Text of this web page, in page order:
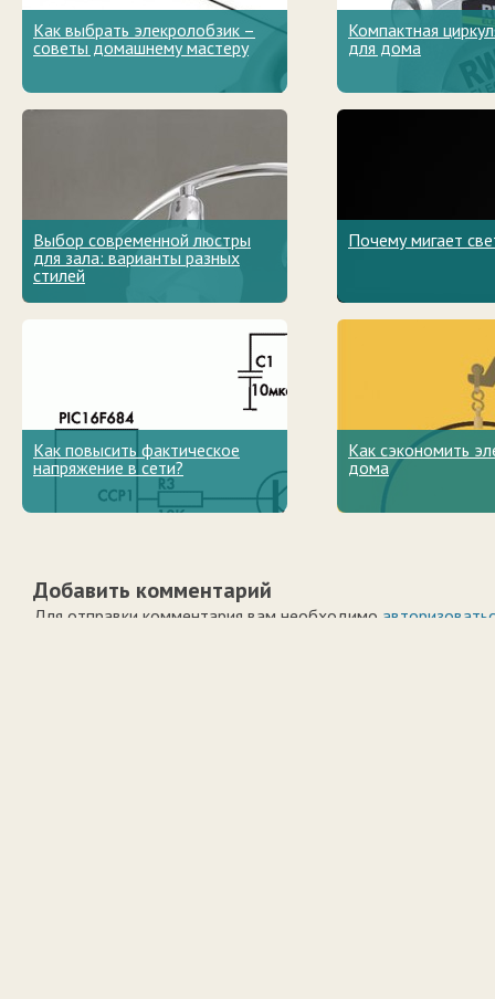
Как выбрать элекролобзик –
советы домашнему мастеру
Компактная
для дома
Выбор современной люстры
для зала: варианты разных
стилей
Почему мигает
Как повысить фактическое
напряжение в сети?
Как сэкономить
дома
Добавить комментарий
Для отправки комментария вам необходимо